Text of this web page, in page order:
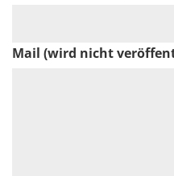
Mail (wird nicht